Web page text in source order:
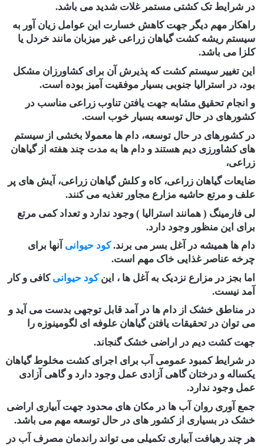
در شرایط تک کشتی مستمر غلات شدید می باشد.
راهکار مهم دیگر جهت کاهش خسارت این عوامل زیان آور به
سیستم ریشه کشت گیاهان زراعی غیر میزبان مانند خردل یا
کلزا می باشد.
این تغییر سیستم کشت که پذیرش آن برای کشاورزان مشکل
بود، در استرالیا جنوبی بسیار موفقیت آمیز بوده است.
و انجام تحقیق مشابه جهت یافتن تناوب زراعی مناسب در
کشورهای در حال توسعه بسیار خوب است.
در کشورهای در حال توسعه، دام ها معمولا بخشی از سیستم
های کشاورزی دیم هستند و دام ها به مدت چند هفته از گیاهان
زراعی،
ضایعات گیاهان زراعی، کاه و کلش گیاهان زراعی، آیش های پر
علف و مرتع حاشیه مزارع مجاور تغذیه می کنند.
لی فارمینگ ( همانند استرالیا ) وجود ندارد و تعداد کمی مرتع
برای این منظور وجود دارد.
دام ها همیشه در آغل بسر می برند.کود حیوانی آنها برای
چرخه عناصر غذایی خاک مهم است.
اما بجز در مزارع نزدیک به آغل ها ، اینکود حیوانی کافی و کار
آمد نیست.
در مناطق خشک از دام ها در آمد قابل توجهی بدست می آید و
می توان در تحقیقات یافتن گیاهان علوفه ای لگومینوزه را
جهت کشت دیم در اراضی خشک گنجاند.
در شرایط کمبود عمومی آب برای اجرای کشت مخلوط گیاهان
یکساله و درختان گاهی آزادی عمل وجود دارد و گاهی آزادی
عمل وجود ندارد.
جمع آوری روان آب ها در مکان های محدود جهت آبیاری اراضی
خشک در بسیاری از کشور های در حال توسعه مهم می باشد.
هر چند رهیافت آبیاری تکمیلی می تواند راندمان مصرف آب در